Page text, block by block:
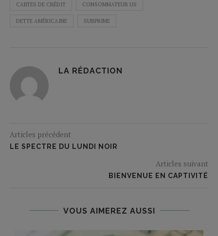
CARTES DE CRÉDIT CONSOMMATEUR US
DETTE AMÉRICAINE SUBPRIME
LA RÉDACTION
Articles précédent
LE SPECTRE DU LUNDI NOIR
Articles suivant
BIENVENUE EN CAPTIVITÉ
VOUS AIMEREZ AUSSI